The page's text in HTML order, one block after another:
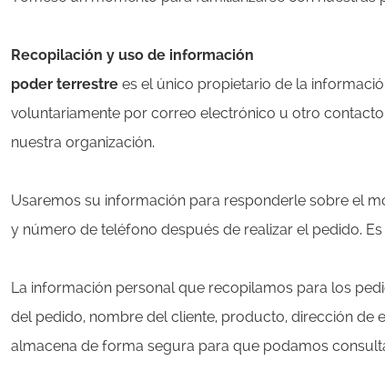
Recopilación y uso de información
poder terrestrees el único propietario de la
voluntariamente por correo electrónico u otro
nuestra organización.
Usaremos su información para responderle sobre el
y número de teléfono después de realizar el pedido.
La información personal que recopilamos para los
del pedido, nombre del cliente, producto, dirección de
almacena de forma segura para que podamos